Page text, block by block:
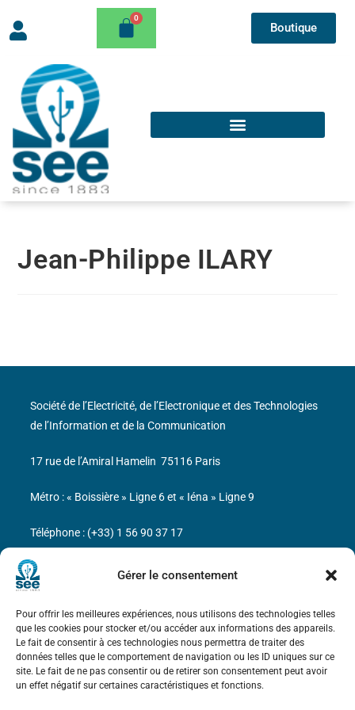
Gérer le consentement
Pour offrir les meilleures expériences, nous utilisons des technologies telles
que les cookies pour stocker et/ou accéder aux informations des appareils.
Le fait de consentir à ces technologies nous permettra de traiter des
données telles que le comportement de navigation ou les ID uniques sur ce
site. Le fait de ne pas consentir ou de retirer son consentement peut avoir
un effet négatif sur certaines caractéristiques et fonctions.
Boutique
Jean-Philippe ILARY
Bicentenaire des découvertes d’André-
Marie Ampère
Mentions légales
Société de l’Electricité, de l’Electronique et des Technologies
de l’Information et de la Communication
17 rue de l’Amiral Hamelin 75116 Paris
Métro : « Boissière » Ligne 6 et « Iéna » Ligne 9
Téléphone : (+33) 1 56 90 37 17
N° de SIREN : 785 393 232, Code APE : 9412Z TVA intra-
communautaire : FR44 785 393 232